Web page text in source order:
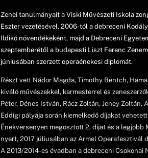
Zenei tanulmányait a Viski Művészeti Iskola
Eszter vezetésével. 2006-tól a debreceni
Ildikó növendékeként, majd a Debreceni
szeptemberétől a budapesti Liszt Ferenc
júniusában szerzett operaénekesi diplomát.
Részt vett Nádor Magda, Timothy Bentch,
kiváló művészekkel, karmesterrel és
Péter, Dénes István, Rácz Zoltán, Jeney Zoltán,
Eddigi pályája során kiemelkedő díjakat
Énekversenyen megosztott 2. díjat és a
nyert, 2017 júliusában az Armel Operafesztivál
A 2013/2014-es évadban a debreceni